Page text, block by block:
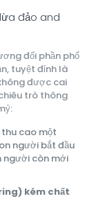
đảo and
đối phần phổ
tuyệt đỉnh là
được cai
trò thông
thu cao một
người bắt đầu
người còn mới
kém chất